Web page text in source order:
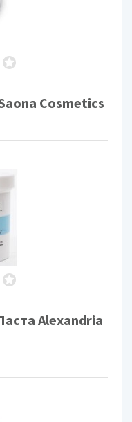
Cosmetics
Alexandria